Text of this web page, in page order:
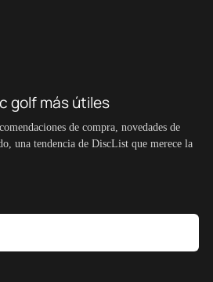
golf más útiles
de compra, novedades de
una tendencia de DiscList que merece la